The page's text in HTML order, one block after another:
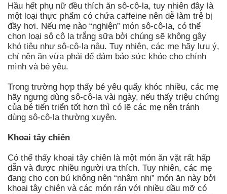
Hầu hết phụ nữ đều thích ăn sô-cô-la, tuy nhiên đây là
một loại thực phẩm có chứa caffeine nên dễ làm trẻ bị
đầy hơi. Nếu mẹ nào “nghiện” món sô-cô-la, có thể
chọn loại sô cô la trắng sữa bởi chúng sẽ không gây
khó tiêu như sô-cô-la nâu. Tuy nhiên, các mẹ hãy lưu ý,
chỉ nên ăn vừa phải để đảm bảo sức khỏe cho chính
mình và bé yêu.
Trong trường hợp thấy bé yêu quấy khóc nhiều, các mẹ
hãy ngưng dùng sô-cô-la vài ngày, nếu thấy triệu chứng
của bé tiến triển tốt hơn thì có lẽ các mẹ nên tránh
dùng sô-cô-la thường xuyên.
Khoai tây chiên
Có thể thấy khoai tây chiên là một món ăn vặt rất hấp
dẫn và được nhiều người ưa thích. Tuy nhiên, các mẹ
đang cho con bú không nên “nhâm nhi” món ăn này bởi
khoai tây chiên và các món rán với nhiều dầu mỡ có